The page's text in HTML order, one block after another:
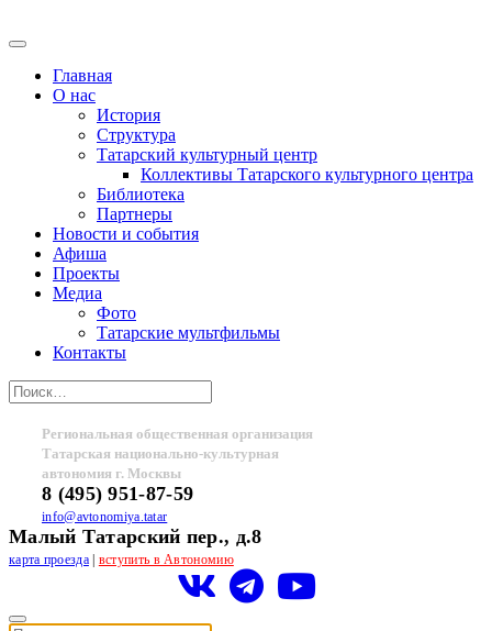
Главная
О нас
История
Структура
Татарский культурный центр
Коллективы Татарского культурного центра
Библиотека
Партнеры
Новости и события
Афиша
Проекты
Медиа
Фото
Татарские мультфильмы
Контакты
Региональная общественная организация
Татарская национально-культурная
автономия г. Москвы
8 (495) 951-87-59
info@avtonomiya.tatar
Малый Татарский пер., д.8
карта проезда| вступить в Автономию